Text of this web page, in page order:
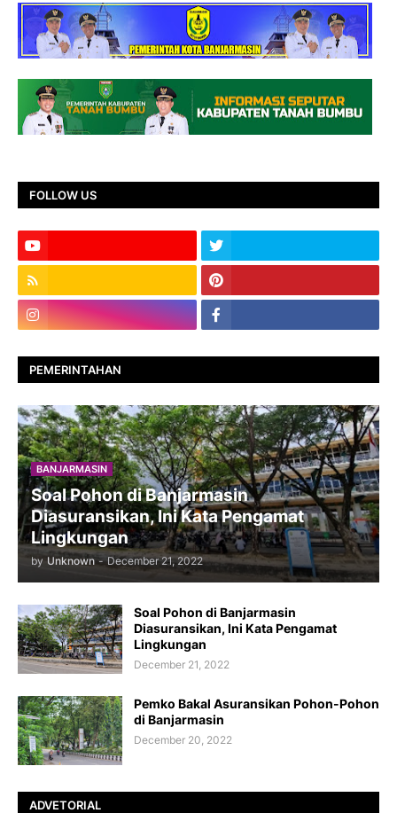
FOLLOW US
PEMERINTAHAN
BANJARMASIN
Soal Pohon di Banjarmasin
Diasuransikan, Ini Kata Pengamat
Lingkungan
by Unknown - December 21, 2022
Soal Pohon di Banjarmasin
Diasuransikan, Ini Kata Pengamat
Lingkungan
December 21, 2022
Pemko Bakal Asuransikan Pohon-Pohon
di Banjarmasin
December 20, 2022
ADVETORIAL